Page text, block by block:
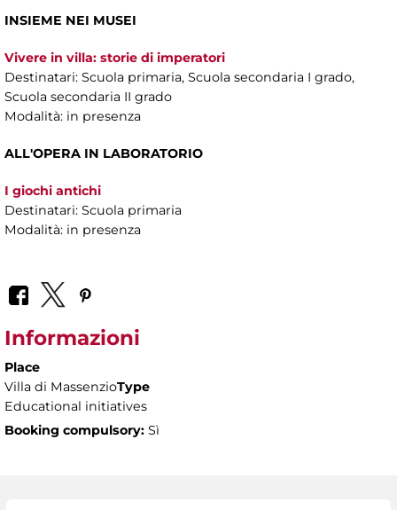
INSIEME NEI MUSEI
Vivere in villa: storie di imperatori
Destinatari: Scuola primaria, Scuola secondaria I grado,
Scuola secondaria II grado
Modalità: in presenza
ALL'OPERA IN LABORATORIO
I giochi antichi
Destinatari: Scuola primaria
Modalità: in presenza
Informazioni
Place
Villa di MassenzioType
Educational initiatives
Booking compulsory: Sì